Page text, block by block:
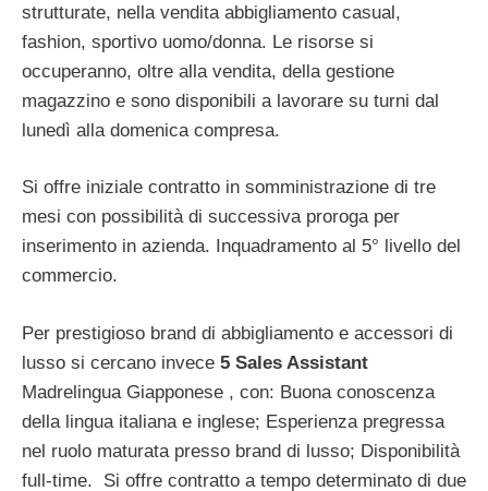
strutturate, nella vendita abbigliamento casual,
fashion, sportivo uomo/donna. Le risorse si
occuperanno, oltre alla vendita, della gestione
magazzino e sono disponibili a lavorare su turni dal
lunedì alla domenica compresa.
Si offre iniziale contratto in somministrazione di tre
mesi con possibilità di successiva proroga per
inserimento in azienda. Inquadramento al 5° livello del
commercio.
Per prestigioso brand di abbigliamento e accessori di
lusso si cercano invece 5 Sales Assistant
Madrelingua Giapponese , con: Buona conoscenza
della lingua italiana e inglese; Esperienza pregressa
nel ruolo maturata presso brand di lusso; Disponibilità
full-time. Si offre contratto a tempo determinato di due